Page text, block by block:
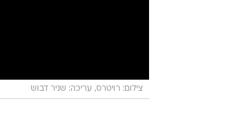
צילום: רויטרס, עריכה: שניר דבוש